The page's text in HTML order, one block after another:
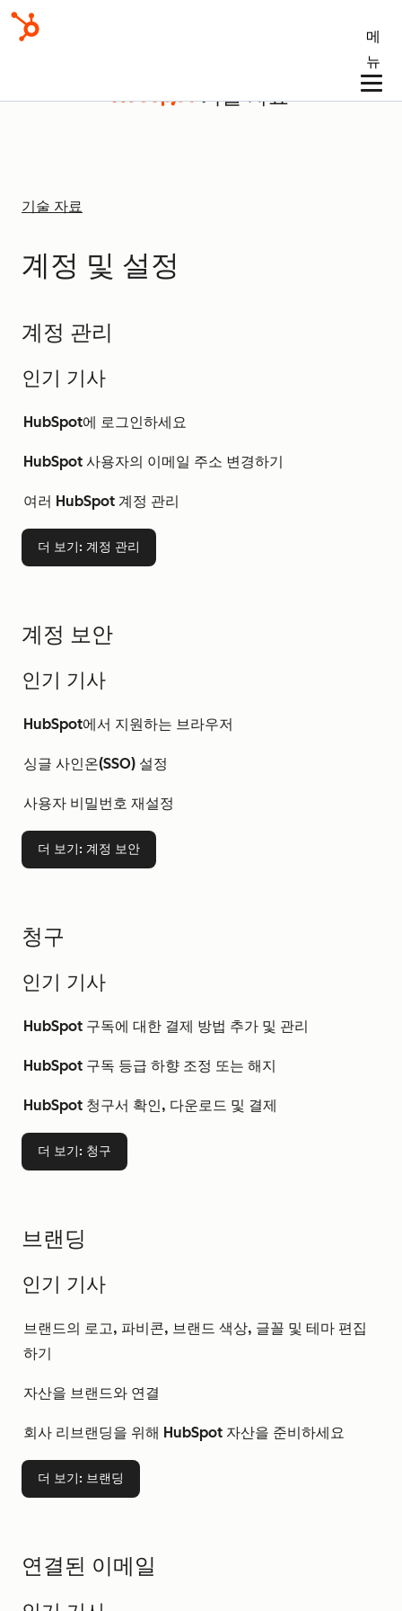
메
뉴
기술 자료
기술 자료
계정 및 설정
계정 관리
인기 기사
HubSpot에 로그인하세요
HubSpot 사용자의 이메일 주소 변경하기
여러 HubSpot 계정 관리
더 보기: 계정 관리
계정 보안
인기 기사
HubSpot에서 지원하는 브라우저
싱글 사인온(SSO) 설정
사용자 비밀번호 재설정
더 보기: 계정 보안
청구
인기 기사
HubSpot 구독에 대한 결제 방법 추가 및 관리
HubSpot 구독 등급 하향 조정 또는 해지
HubSpot 청구서 확인, 다운로드 및 결제
더 보기: 청구
브랜딩
인기 기사
브랜드의 로고, 파비콘, 브랜드 색상, 글꼴 및 테마 편집
하기
자산을 브랜드와 연결
회사 리브랜딩을 위해 HubSpot 자산을 준비하세요
더 보기: 브랜딩
연결된 이메일